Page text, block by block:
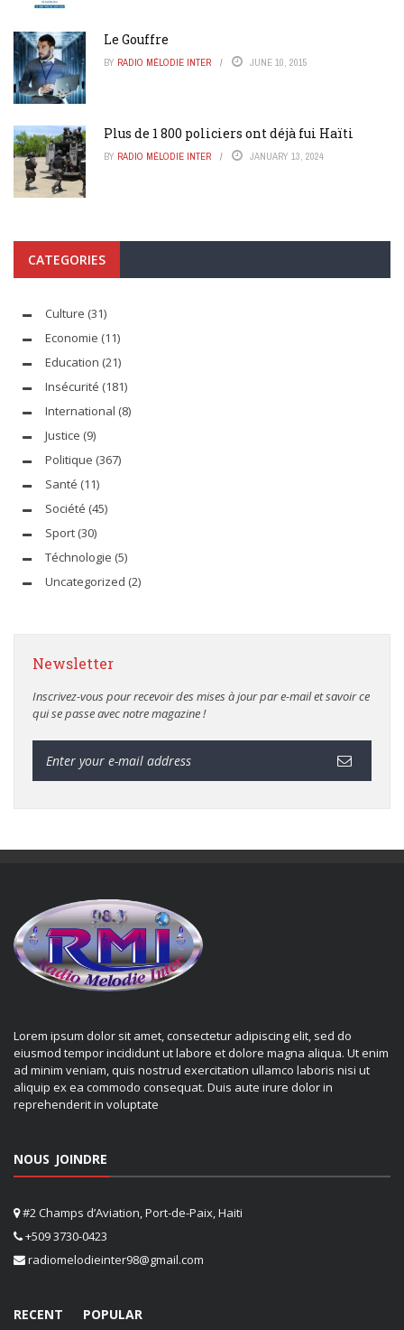
Le Gouffre
BY RADIO MÉLODIE INTER JUNE 10, 2015
Plus de 1 800 policiers ont déjà fui Haïti
BY RADIO MÉLODIE INTER JANUARY 13, 2024
CATEGORIES
Culture (31)
Economie (11)
Education (21)
Insécurité (181)
International (8)
Justice (9)
Politique (367)
Santé (11)
Société (45)
Sport (30)
Téchnologie (5)
Uncategorized (2)
Newsletter
Inscrivez-vous pour recevoir des mises à jour par e-mail et savoir ce
qui se passe avec notre magazine !
Lorem ipsum dolor sit amet, consectetur adipiscing elit, sed do
eiusmod tempor incididunt ut labore et dolore magna aliqua. Ut enim
ad minim veniam, quis nostrud exercitation ullamco laboris nisi ut
aliquip ex ea commodo consequat. Duis aute irure dolor in
reprehenderit in voluptate
NOUS JOINDRE
#2 Champs d’Aviation, Port-de-Paix, Haiti
+509 3730-0423
radiomelodieinter98@gmail.com
RECENT POPULAR